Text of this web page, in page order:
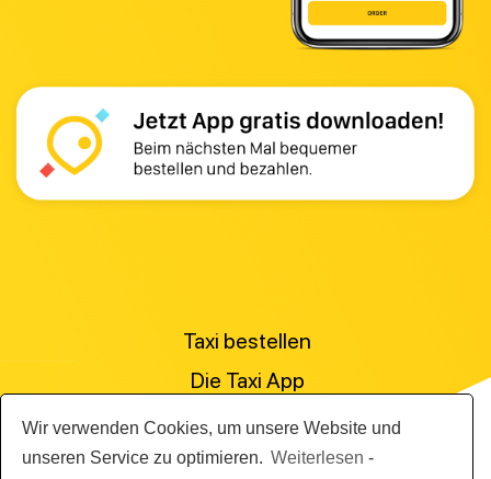
Wir verwenden Cookies, um unsere Website und
unseren Service zu optimieren. Weiterlesen -
Taxi bestellen
Die Taxi App
Preisanfrage stellen
Für Personenbeförderer